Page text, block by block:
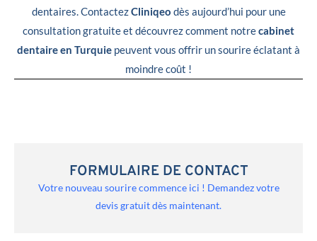
dentaires. ContactezCliniqeo dès aujourd’hui pour une
consultation gratuite et découvrez comment notrecabinet
dentaire en Turquie peuvent vous offrir un sourire éclatant à
moindre coût !
FORMULAIRE DE CONTACT
Votre nouveau sourire commence ici ! Demandez votre
devis gratuit dès maintenant.